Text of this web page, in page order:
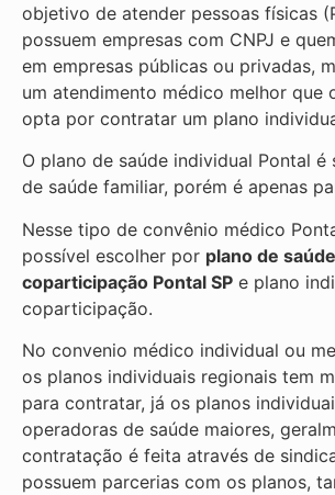
objetivo de atender pessoas físicas
possuem empresas com CNPJ e
em empresas públicas ou privadas,
um atendimento médico melhor que
opta por contratar um plano
O plano de saúde individual Pontal é
de saúde familiar, porém é apenas
Nesse tipo de convênio médico
possível escolher por plano de
coparticipação Pontal SP e plano
coparticipação.
No convenio médico individual ou
os planos individuais regionais tem
para contratar, já os planos
operadoras de saúde maiores,
contratação é feita através de
possuem parcerias com os planos,